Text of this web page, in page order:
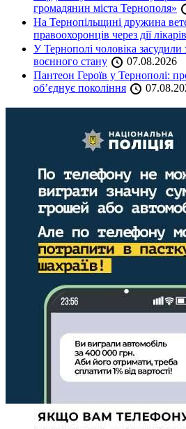
громадянин міста Тернополя»
На Тернопільщині дружина
правоохоронців через дії лікарів
У Тернополі чоловіка засудили
воєнного стану
07.08.2026
Пантеон Героїв у Тернополі:
об’єднує покоління